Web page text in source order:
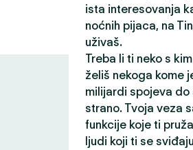
ista interesovanja
noćnih pijaca, na
uživaš.
Treba li ti neko s
želiš nekoga kome
milijardi spojeva do
strano. Tvoja veza
funkcije koje ti
ljudi koji ti se